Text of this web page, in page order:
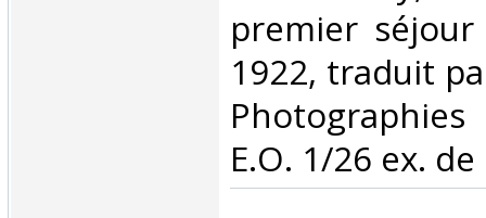
premier
1922, traduit
E.O. 1/26 ex.